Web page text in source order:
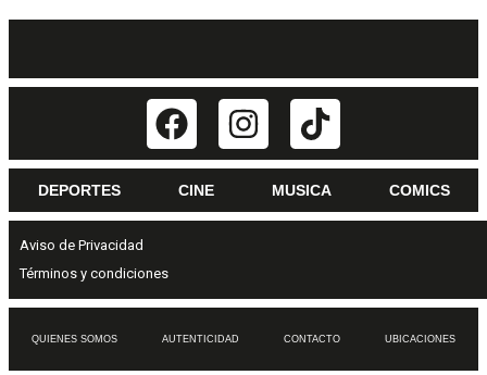
DEPORTES CINE MUSICA COMICS
Aviso de Privacidad
Términos y condiciones
QUIENES SOMOS AUTENTICIDAD CONTACTO UBICACIONES